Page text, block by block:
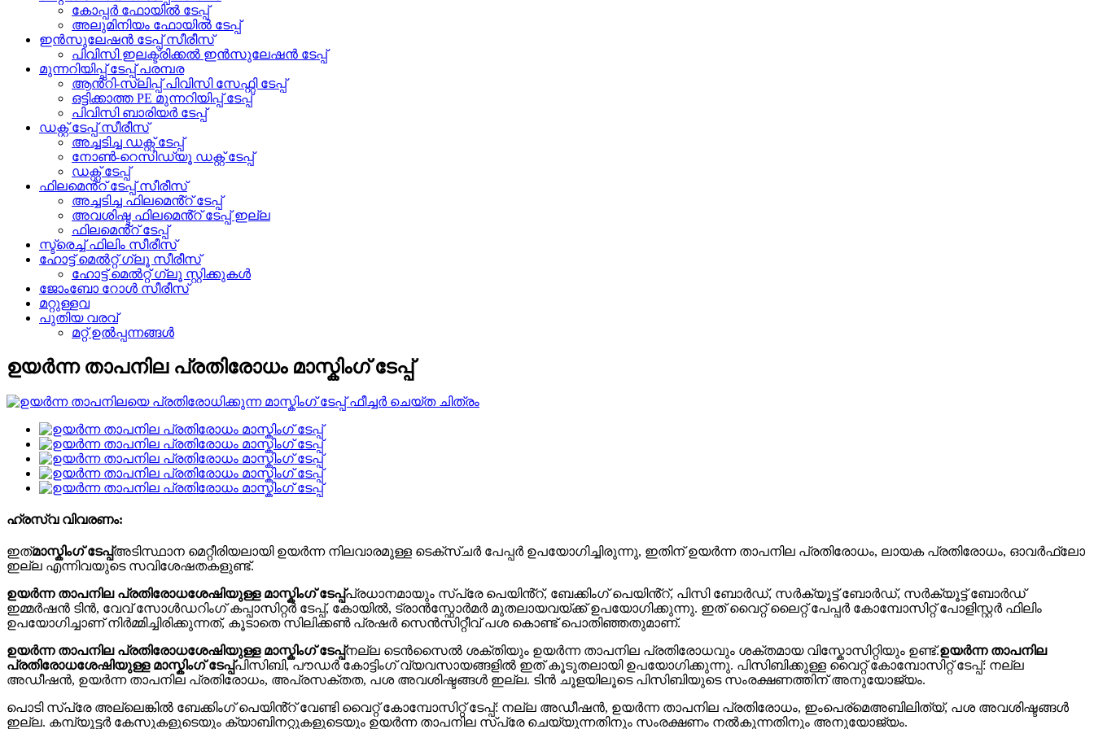
കോപ്പർ ഫോയിൽ ടേപ്പ്
അലുമിനിയം ഫോയിൽ ടേപ്പ്
ഇൻസുലേഷൻ ടേപ്പ് സീരീസ്
പിവിസി ഇലക്ട്രിക്കൽ ഇൻസുലേഷൻ ടേപ്പ്
മുന്നറിയിപ്പ് ടേപ്പ് പരമ്പര
ആൻ്റി-സ്ലിപ്പ് പിവിസി സേഫ്റ്റി ടേപ്പ്
ഒട്ടിക്കാത്ത PE മുന്നറിയിപ്പ് ടേപ്പ്
പിവിസി ബാരിയർ ടേപ്പ്
ഡക്റ്റ് ടേപ്പ് സീരീസ്
അച്ചടിച്ച ഡക്റ്റ് ടേപ്പ്
നോൺ-റെസിഡ്യൂ ഡക്റ്റ് ടേപ്പ്
ഡക്റ്റ് ടേപ്പ്
ഫിലമെൻ്റ് ടേപ്പ് സീരീസ്
അച്ചടിച്ച ഫിലമെൻ്റ് ടേപ്പ്
അവശിഷ്ട ഫിലമെൻ്റ് ടേപ്പ് ഇല്ല
ഫിലമെൻ്റ് ടേപ്പ്
സ്ട്രെച്ച് ഫിലിം സീരീസ്
ഹോട്ട് മെൽറ്റ് ഗ്ലൂ സീരീസ്
ഹോട്ട് മെൽറ്റ് ഗ്ലൂ സ്റ്റിക്കുകൾ
ജോംബോ റോൾ സീരീസ്
മറ്റുള്ളവ
പുതിയ വരവ്
മറ്റ് ഉൽപ്പന്നങ്ങൾ
ഉയർന്ന താപനില പ്രതിരോധം മാസ്കിംഗ് ടേപ്പ്
ഹ്രസ്വ വിവരണം:
ഇത്മാസ്കിംഗ് ടേപ്പ്അടിസ്ഥാന മെറ്റീരിയലായി ഉയർന്ന നിലവാരമുള്ള ടെക്സ്ചർ പേപ്പർ ഉപയോഗിച്ചിരുന്നു, ഇതിന് ഉയർന്ന താപനില പ്രതിരോധം, ലായക പ്രതിരോധം, ഓവർഫ്ലോ
ഇല്ല എന്നിവയുടെ സവിശേഷതകളുണ്ട്.
ഉയർന്ന താപനില പ്രതിരോധശേഷിയുള്ള മാസ്കിംഗ് ടേപ്പ്പ്രധാനമായും സ്പ്രേ പെയിൻ്റ്, ബേക്കിംഗ് പെയിൻ്റ്, പിസി ബോർഡ്, സർക്യൂട്ട് ബോർഡ്, സർക്യൂട്ട് ബോർഡ്
ഇമ്മർഷൻ ടിൻ, വേവ് സോൾഡറിംഗ് കപ്പാസിറ്റർ ടേപ്പ്, കോയിൽ, ട്രാൻസ്ഫോർമർ മുതലായവയ്ക്ക് ഉപയോഗിക്കുന്നു. ഇത് വൈറ്റ് ലൈറ്റ് പേപ്പർ കോമ്പോസിറ്റ് പോളിസ്റ്റർ ഫിലിം
ഉപയോഗിച്ചാണ് നിർമ്മിച്ചിരിക്കുന്നത്, കൂടാതെ സിലിക്കൺ പ്രഷർ സെൻസിറ്റീവ് പശ കൊണ്ട് പൊതിഞ്ഞതുമാണ്.
ഉയർന്ന താപനില പ്രതിരോധശേഷിയുള്ള മാസ്കിംഗ് ടേപ്പ്നല്ല ടെൻസൈൽ ശക്തിയും ഉയർന്ന താപനില പ്രതിരോധവും ശക്തമായ വിസ്കോസിറ്റിയും ഉണ്ട്.ഉയർന്ന താപനില
പ്രതിരോധശേഷിയുള്ള മാസ്കിംഗ് ടേപ്പ്പിസിബി, പൗഡർ കോട്ടിംഗ് വ്യവസായങ്ങളിൽ ഇത് കൂടുതലായി ഉപയോഗിക്കുന്നു. പിസിബിക്കുള്ള വൈറ്റ് കോമ്പോസിറ്റ് ടേപ്പ്: നല്ല
അഡീഷൻ, ഉയർന്ന താപനില പ്രതിരോധം, അപ്രസക്തത, പശ അവശിഷ്ടങ്ങൾ ഇല്ല. ടിൻ ചൂളയിലൂടെ പിസിബിയുടെ സംരക്ഷണത്തിന് അനുയോജ്യം.
പൊടി സ്പ്രേ അല്ലെങ്കിൽ ബേക്കിംഗ് പെയിൻ്റ് വേണ്ടി വൈറ്റ് കോമ്പോസിറ്റ് ടേപ്പ്: നല്ല അഡീഷൻ, ഉയർന്ന താപനില പ്രതിരോധം, ഇംപെര്മെഅബിലിത്യ്, പശ അവശിഷ്ടങ്ങൾ
ഇല്ല. കമ്പ്യൂട്ടർ കേസുകളുടെയും ക്യാബിനറ്റുകളുടെയും ഉയർന്ന താപനില സ്പ്രേ ചെയ്യുന്നതിനും സംരക്ഷണം നൽകുന്നതിനും അനുയോജ്യം.